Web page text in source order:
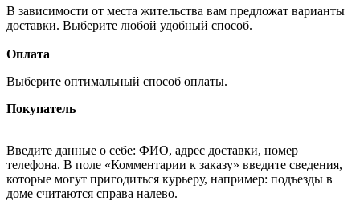
В зависимости от места жительства вам предложат варианты
доставки. Выберите любой удобный способ.
Оплата
Выберите оптимальный способ оплаты.
Покупатель
Введите данные о себе: ФИО, адрес доставки, номер
телефона. В поле «Комментарии к заказу» введите сведения,
которые могут пригодиться курьеру, например: подъезды в
доме считаются справа налево.